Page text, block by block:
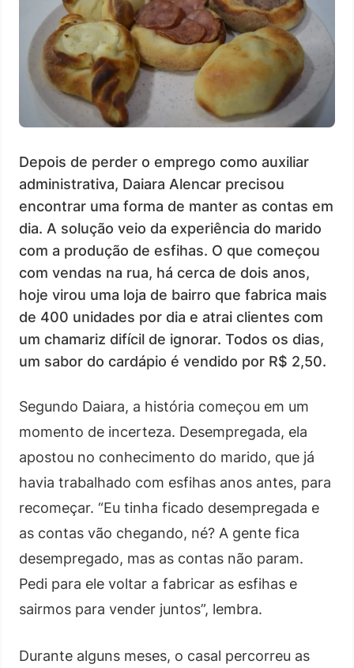
Depois de perder o emprego como auxiliar
administrativa, Daiara Alencar precisou
encontrar uma forma de manter as contas em
dia. A solução veio da experiência do marido
com a produção de esfihas. O que começou
com vendas na rua, há cerca de dois anos,
hoje virou uma loja de bairro que fabrica mais
de 400 unidades por dia e atrai clientes com
um chamariz difícil de ignorar. Todos os dias,
um sabor do cardápio é vendido por R$ 2,50.
Segundo Daiara, a história começou em um
momento de incerteza. Desempregada, ela
apostou no conhecimento do marido, que já
havia trabalhado com esfihas anos antes, para
recomeçar. “Eu tinha ficado desempregada e
as contas vão chegando, né? A gente fica
desempregado, mas as contas não param.
Pedi para ele voltar a fabricar as esfihas e
sairmos para vender juntos”, lembra.
Durante alguns meses, o casal percorreu as